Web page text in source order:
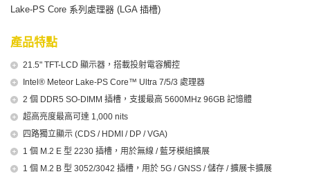
Lake-PS Core 系列處理器 (LGA 插槽)
產品特點
21.5" TFT-LCD 顯示器，搭載投射電容觸控
Intel® Meteor Lake-PS Core™ Ultra 7/5/3 處理器
2 個 DDR5 SO-DIMM 插槽，支援最高 5600MHz 96GB 記憶體
超高亮度最高可達 1,000 nits
四路獨立顯示 (CDS / HDMI / DP / VGA)
1 個 M.2 E 型 2230 插槽，用於無線 / 藍牙模組擴展
1 個 M.2 B 型 3052/3042 插槽，用於 5G / GNSS / 儲存 / 擴展卡擴展